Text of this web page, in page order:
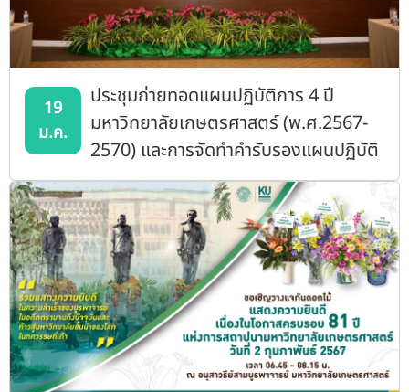
19
ม.ค.
ประชุมถ่ายทอดแผนปฏิบัติการ 4 ปี
มหาวิทยาลัยเกษตรศาสตร์ (พ.ศ.2567-
2570) และการจัดทำคำรับรองแผนปฏิบัติ
การ 4 ปี ระหว่างมหาวิทยาลัย
เกษตรศาสตร์และส่วนงาน